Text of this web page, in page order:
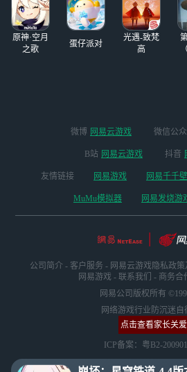
原神·空月
之歌
蛋仔派对
光遇-致梵
高
微博 网易云游戏 微信公
B站 网易云游戏 抖音
友情链接 网易游戏 网易千千
MuMu模拟器 网易发烧游
公司简介 - 客户服务 - 网易云游戏隐私政
网易游戏 - 联系我们 - 商务合
网易公司版权所有
网络游戏行业防沉迷自
点击查看家长关
ICP备案：粤B2-